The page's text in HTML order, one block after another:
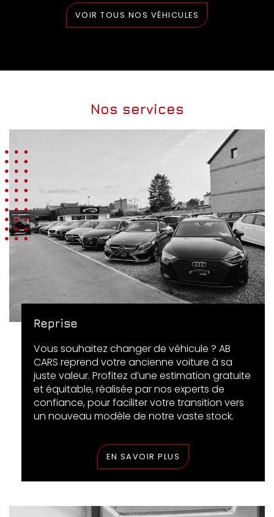
VOIR TOUS NOS VÉHICULES
Nos services
Reprise
Vous souhaitez changer de véhicule ? AB
CARS reprend votre ancienne voiture à sa
juste valeur. Profitez d’une estimation gratuite
et équitable, réalisée par nos experts de
confiance, pour faciliter votre transition vers
un nouveau modèle de notre vaste stock.
EN SAVOIR PLUS